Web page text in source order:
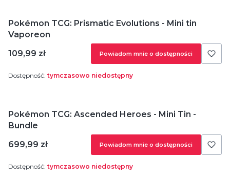
Pokémon TCG: Prismatic Evolutions - Mini tin
Vaporeon
Cena
109,99 zł Powiadom mnie o dostępności
Dostępność: tymczasowo niedostępny
Pokémon TCG: Ascended Heroes - Mini Tin -
Bundle
Cena
699,99 zł Powiadom mnie o dostępności
Dostępność: tymczasowo niedostępny